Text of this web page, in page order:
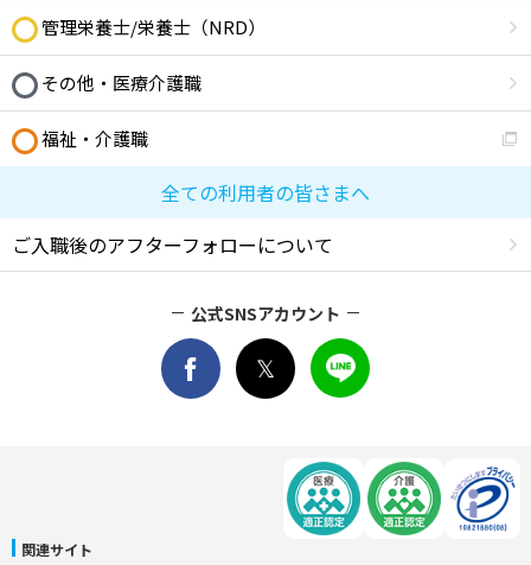
管理栄養士/栄養士（NRD）
その他・医療介護職
福祉・介護職
全ての利用者の皆さまへ
ご入職後のアフターフォローについて
公式SNSアカウント
関連サイト